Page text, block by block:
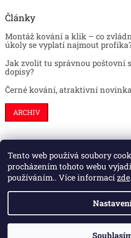
Tento web používá soubory
procházením tohoto webu
používáním.. Více informacízde.
Články
Montáž kování a klik – co
úkoly se vyplatí najmout
Jak zvolit tu správnou poštovní
dopisy?
Černé kování, atraktivní
ARCHIV
Stavební pouzdra
Vytvořil